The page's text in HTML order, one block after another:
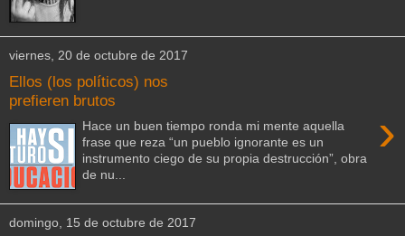
viernes, 20 de octubre de 2017
Ellos (los políticos) nos
prefieren brutos
›
Hace un buen tiempo ronda mi mente aquella
frase que reza “un pueblo ignorante es un
instrumento ciego de su propia destrucción”, obra
de nu...
domingo, 15 de octubre de 2017